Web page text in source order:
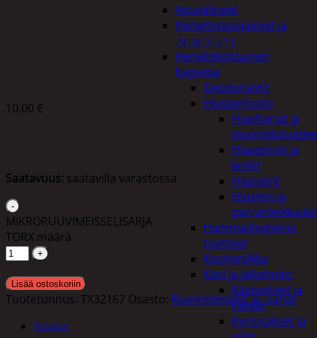
Apuvälineet
Hengityssuojaimet ja
desinfiointi
Henkilökohtainen
hygienia
Deodorantit
Hiustenhoito
Hiusharjat ja
Hiuspinnit ja
lenkit
Hiusvärit
Hiusten ja
Hammashygienia
tuotteet
Kosmetiikka
Käsi ja jalkahoito
Käsivoiteet ja
rasvat
Kynsisakset ja
MIKRORUUVIMEISSELISARJA TORX
10,00 €
Saatavuus: saatavilla varastossa
MIKRORUUVIMEISSELISARJA
TORX määrä
Lisää ostoskoriin
Tuotetunnus: TX32167 Osasto: Ruuvimeisselit ja -sarjat
Kuvaus